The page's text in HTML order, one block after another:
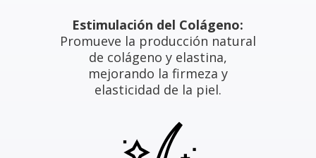
Estimulación del Colágeno:
Promueve la producción natural
de colágeno y elastina,
mejorando la firmeza y
elasticidad de la piel.